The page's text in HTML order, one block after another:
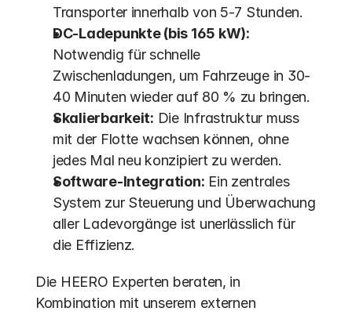
Transporter innerhalb von 5-7 Stunden.
DC-Ladepunkte (bis 165 kW):
Notwendig für schnelle
Zwischenladungen, um Fahrzeuge in 30-
40 Minuten wieder auf 80 % zu bringen.
Skalierbarkeit: Die Infrastruktur muss
mit der Flotte wachsen können, ohne
jedes Mal neu konzipiert zu werden.
Software-Integration: Ein zentrales
System zur Steuerung und Überwachung
aller Ladevorgänge ist unerlässlich für
die Effizienz.
Die HEERO Experten beraten, in
Kombination mit unserem externen